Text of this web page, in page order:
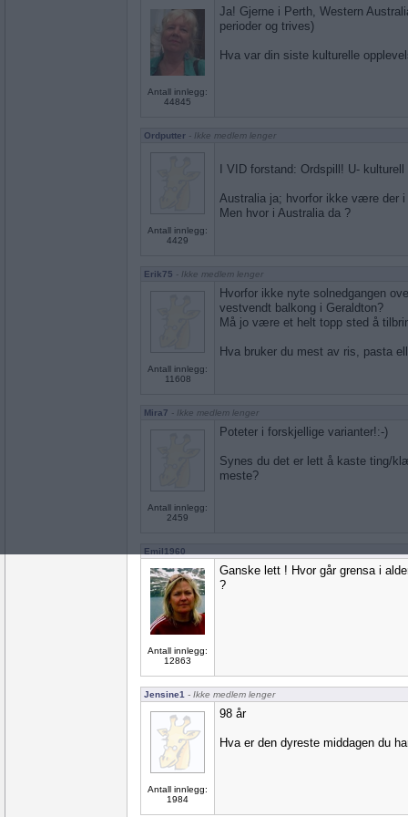
Antall innlegg:
44845
Ja! Gjerne i Perth, Western
perioder og trives)
Hva var din siste kulturelle
Ordputter - Ikke medlem lenger
Antall innlegg:
4429
I VID forstand: Ordspill! U-
Australia ja; hvorfor ikke være der i
Men hvor i Australia da ?
Erik75 - Ikke medlem lenger
Antall innlegg:
11608
Hvorfor ikke nyte solnedgangen
vestvendt balkong i Geraldton?
Må jo være et helt topp sted å
Hva bruker du mest av ris, pasta
Mira7 - Ikke medlem lenger
Antall innlegg:
2459
Poteter i forskjellige varianter!:-)
Synes du det er lett å kaste ting/
meste?
Emil1960
Antall innlegg:
12863
Ganske lett ! Hvor går grensa i
?
Jensine1 - Ikke medlem lenger
Antall innlegg:
1984
98 år
Hva er den dyreste middagen du